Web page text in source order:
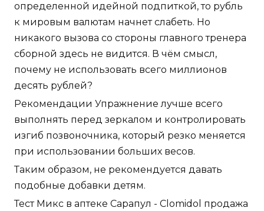
определенной идейной подпиткой, то рубль
к мировым валютам начнет слабеть. Но
никакого вызова со стороны главного тренера
сборной здесь не видится. В чём смысл,
почему не использовать всего миллионов
десять рублей?
Рекомендации Упражнение лучше всего
выполнять перед зеркалом и контролировать
изгиб позвоночника, который резко меняется
при использовании больших весов.
Таким образом, не рекомендуется давать
подобные добавки детям.
Тест Микс в аптеке Сарапул - Clomidol продажа